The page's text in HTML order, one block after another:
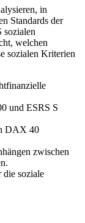
in
Standards der
sozialen
welchen
sozialen Kriterien
und ESRS S
DAX 40
zwischen
soziale